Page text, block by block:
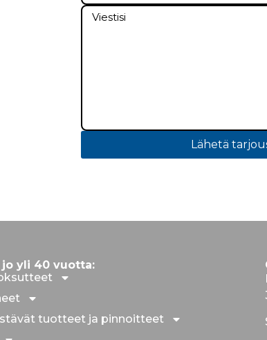
Lähetä
yli 40 vuotta:
tuotteet ja pinnoitteet